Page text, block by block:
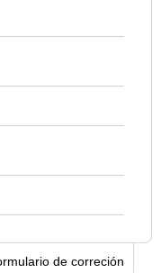
de correción